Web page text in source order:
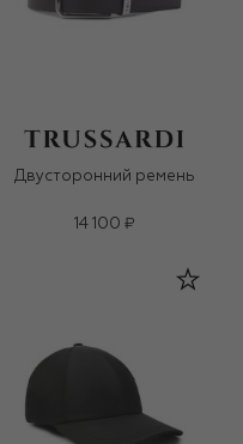
Двусторонний ремень
14 100 ₽